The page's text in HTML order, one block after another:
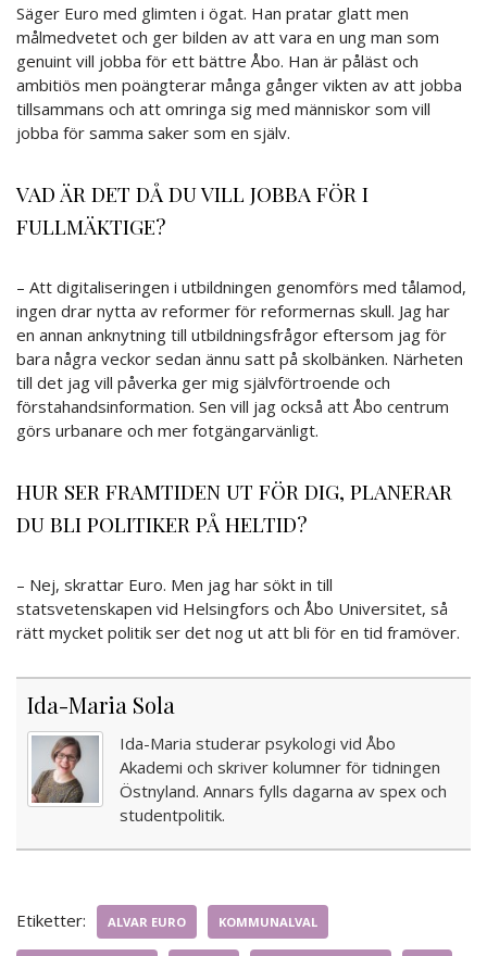
Säger Euro med glimten i ögat. Han pratar glatt men
målmedvetet och ger bilden av att vara en ung man som
genuint vill jobba för ett bättre Åbo. Han är påläst och
ambitiös men poängterar många gånger vikten av att jobba
tillsammans och att omringa sig med människor som vill
jobba för samma saker som en själv.
VAD ÄR DET DÅ DU VILL JOBBA FÖR I
FULLMÄKTIGE?
– Att digitaliseringen i utbildningen genomförs med tålamod,
ingen drar nytta av reformer för reformernas skull. Jag har
en annan anknytning till utbildningsfrågor eftersom jag för
bara några veckor sedan ännu satt på skolbänken. Närheten
till det jag vill påverka ger mig självförtroende och
förstahandsinformation. Sen vill jag också att Åbo centrum
görs urbanare och mer fotgängarvänligt.
HUR SER FRAMTIDEN UT FÖR DIG, PLANERAR
DU BLI POLITIKER PÅ HELTID?
– Nej, skrattar Euro. Men jag har sökt in till
statsvetenskapen vid Helsingfors och Åbo Universitet, så
rätt mycket politik ser det nog ut att bli för en tid framöver.
Ida-Maria Sola
Ida-Maria studerar psykologi vid Åbo
Akademi och skriver kolumner för tidningen
Östnyland. Annars fylls dagarna av spex och
studentpolitik.
Etiketter: ALVAR EURO KOMMUNALVAL